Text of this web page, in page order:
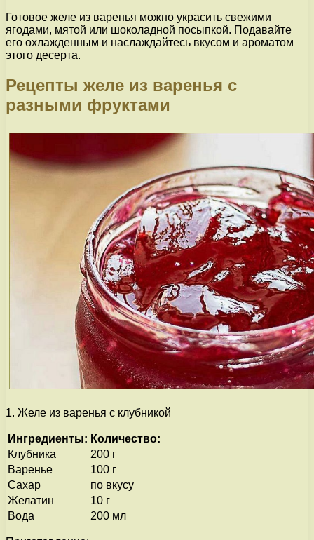
Готовое желе из варенья можно украсить свежими
ягодами, мятой или шоколадной посыпкой. Подавайте
его охлажденным и наслаждайтесь вкусом и ароматом
этого десерта.
Рецепты желе из варенья с
разными фруктами
1. Желе из варенья с клубникой
Ингредиенты: Количество:
Клубника
200 г
Варенье
100 г
Сахар
по вкусу
Желатин
10 г
Вода
200 мл